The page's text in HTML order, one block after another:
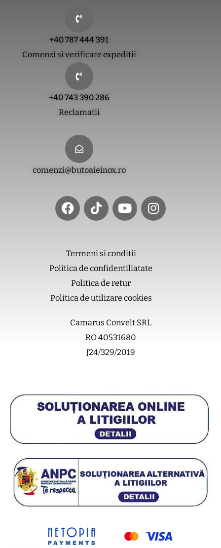
+40 787 444 391
Comenzi si verificare expeditii
+40 743 390 286
Reclamatii
comenzi@butoaieinox.ro
a
c
e
o
o
k
i
k
t
k
o
u
t
b
e
n
s
t
Termeni si conditii
Politica de confidentiliatate
Politica de retur
Politica de utilizare cookies
Camarus Convelt SRL
RO 40531680
J24/329/2019